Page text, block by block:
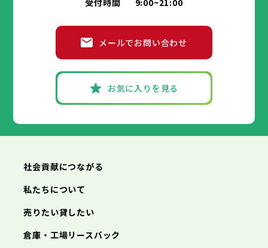
受付時間 9:00~21:00
メールでお問い合わせ
お気に入りを見る
社会貢献につながる
私たちについて
売りたい貸したい
倉庫・工場リースバック